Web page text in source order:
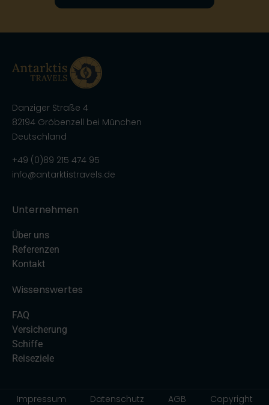
Danziger Straße 4
82194 Gröbenzell bei München
Deutschland
+49 (0)89 215 474 95
info@antarktistravels.de
Unternehmen
Über uns
Referenzen
Kontakt
Wissenswertes
FAQ
Versicherung
Schiffe
Reiseziele
Impressum Datenschutz AGB Copyright